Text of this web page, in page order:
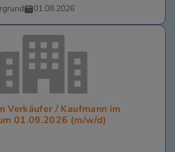
01.08.2026
Verkäufer / Kaufmann im
01.09.2026 (m/w/d)